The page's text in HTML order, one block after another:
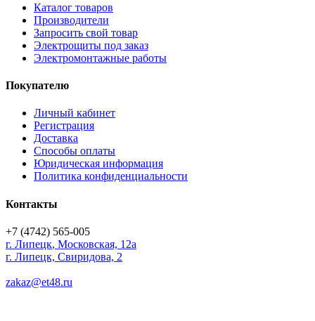
Каталог товаров
Производители
Запросить свой товар
Электрощиты под заказ
Электромонтажные работы
Покупателю
Личный кабинет
Регистрация
Доставка
Способы оплаты
Юридическая информация
Политика конфиденциальности
Контакты
+7 (4742) 565-005
г. Липецк, Московская, 12а
г. Липецк, Свиридова, 2
zakaz@et48.ru